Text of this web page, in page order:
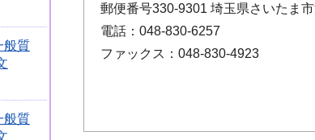
般質
般質
郵便番号330-9301 埼玉県さいたま
電話：048-830-6257
ファックス：048-830-4923